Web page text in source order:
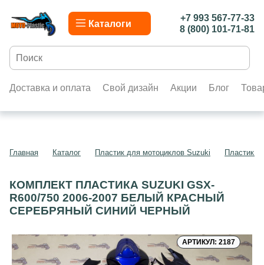
Каталоги
+7 993 567-77-33
8 (800) 101-71-81
Доставка и оплата Свой дизайн Акции Блог
Главная Каталог Пластик для мотоциклов Suzuki Пластик
КОМПЛЕКТ ПЛАСТИКА SUZUKI GSX-
R600/750 2006-2007 БЕЛЫЙ КРАСНЫЙ
СЕРЕБРЯНЫЙ СИНИЙ ЧЕРНЫЙ
АРТИКУЛ: 2187